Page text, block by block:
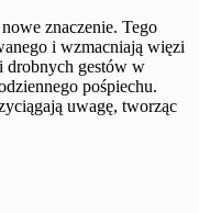
znaczenie. Tego
i wzmacniają więzi
drobnych gestów w
pośpiechu.
uwagę, tworząc